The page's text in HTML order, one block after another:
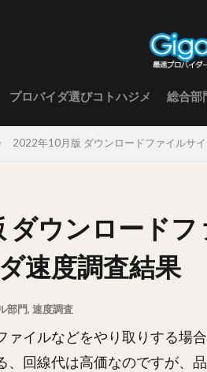
プロバイダ選びコトハジメ 総合部
2022年10月版 ダウンロードファイルサ
ダウンロード
速度調査結果
部門, 速度調査
ァイルなどをやり取りする場
、回線代は高価なのですが、